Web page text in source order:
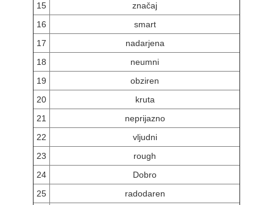
15
značaj
16
smart
17
nadarjena
18
neumni
19
obziren
20
kruta
21
neprijazno
22
vljudni
23
rough
24
Dobro
25
radodaren